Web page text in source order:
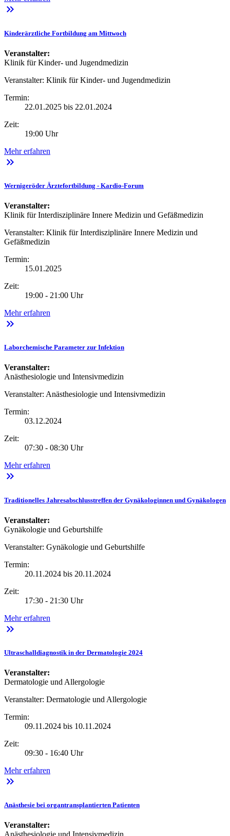
keyboard_double_arrow_right
Kinderärztliche Fortbildung am Mittwoch
Veranstalter:
Klinik für Kinder- und Jugendmedizin
Veranstalter: Klinik für Kinder- und Jugendmedizin
Termin:
22.01.2025 bis 22.01.2024
Zeit:
19:00 Uhr
Mehr erfahren
keyboard_double_arrow_right
Wernigeröder Ärztefortbildung - Kardio-Forum
Veranstalter:
Klinik für Interdisziplinäre Innere Medizin und Gefäßmedizin
Veranstalter: Klinik für Interdisziplinäre Innere Medizin und
Gefäßmedizin
Termin:
15.01.2025
Zeit:
19:00 - 21:00 Uhr
Mehr erfahren
keyboard_double_arrow_right
Laborchemische Parameter zur Infektion
Veranstalter:
Anästhesiologie und Intensivmedizin
Veranstalter: Anästhesiologie und Intensivmedizin
Termin:
03.12.2024
Zeit:
07:30 - 08:30 Uhr
Mehr erfahren
keyboard_double_arrow_right
Traditionelles Jahresabschlusstreffen der Gynäkologinnen und Gynäkologen
Veranstalter:
Gynäkologie und Geburtshilfe
Veranstalter: Gynäkologie und Geburtshilfe
Termin:
20.11.2024 bis 20.11.2024
Zeit:
17:30 - 21:30 Uhr
Mehr erfahren
keyboard_double_arrow_right
Ultraschalldiagnostik in der Dermatologie 2024
Veranstalter:
Dermatologie und Allergologie
Veranstalter: Dermatologie und Allergologie
Termin:
09.11.2024 bis 10.11.2024
Zeit:
09:30 - 16:40 Uhr
Mehr erfahren
keyboard_double_arrow_right
Anästhesie bei organtransplantierten Patienten
Veranstalter: